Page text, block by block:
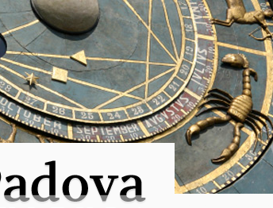
Salta al
contenuto
principale